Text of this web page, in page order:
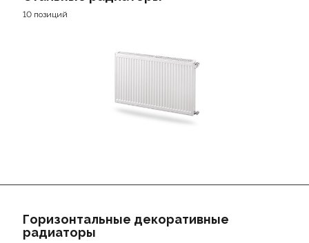
10 позиций
Горизонтальные декоративные
радиаторы